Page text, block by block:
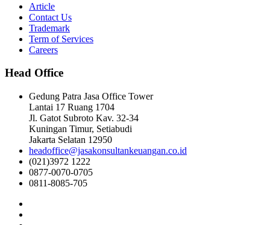
Article
Contact Us
Trademark
Term of Services
Careers
Head Office
Gedung Patra Jasa Office Tower
Lantai 17 Ruang 1704
Jl. Gatot Subroto Kav. 32-34
Kuningan Timur, Setiabudi
Jakarta Selatan 12950
headoffice@jasakonsultankeuangan.co.id
(021)3972 1222
0877-0070-0705
0811-8085-705